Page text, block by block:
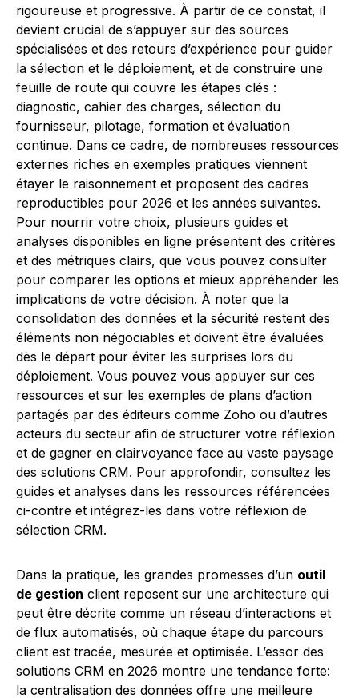
rigoureuse et progressive. À partir de ce constat, il
devient crucial de s’appuyer sur des sources
spécialisées et des retours d’expérience pour guider
la sélection et le déploiement, et de construire une
feuille de route qui couvre les étapes clés :
diagnostic, cahier des charges, sélection du
fournisseur, pilotage, formation et évaluation
continue. Dans ce cadre, de nombreuses ressources
externes riches en exemples pratiques viennent
étayer le raisonnement et proposent des cadres
reproductibles pour 2026 et les années suivantes.
Pour nourrir votre choix, plusieurs guides et
analyses disponibles en ligne présentent des critères
et des métriques clairs, que vous pouvez consulter
pour comparer les options et mieux appréhender les
implications de votre décision. À noter que la
consolidation des données et la sécurité restent des
éléments non négociables et doivent être évaluées
dès le départ pour éviter les surprises lors du
déploiement. Vous pouvez vous appuyer sur ces
ressources et sur les exemples de plans d’action
partagés par des éditeurs comme Zoho ou d’autres
acteurs du secteur afin de structurer votre réflexion
et de gagner en clairvoyance face au vaste paysage
des solutions CRM. Pour approfondir, consultez les
guides et analyses dans les ressources référencées
ci-contre et intégrez-les dans votre réflexion de
sélection CRM.
Dans la pratique, les grandes promesses d’un outil
de gestion client reposent sur une architecture qui
peut être décrite comme un réseau d’interactions et
de flux automatisés, où chaque étape du parcours
client est tracée, mesurée et optimisée. L’essor des
solutions CRM en 2026 montre une tendance forte:
la centralisation des données offre une meilleure